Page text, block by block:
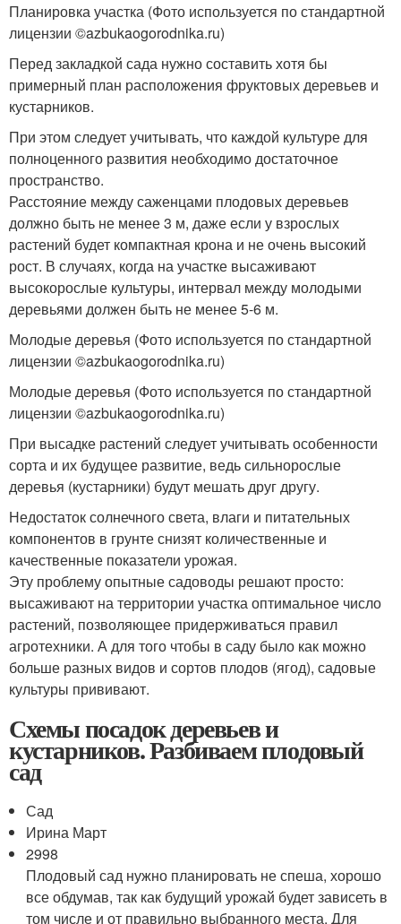
Планировка участка (Фото используется по стандартной
лицензии ©azbukaogorodnika.ru)
Перед закладкой сада нужно составить хотя бы
примерный план расположения фруктовых деревьев и
кустарников.
При этом следует учитывать, что каждой культуре для
полноценного развития необходимо достаточное
пространство.
Расстояние между саженцами плодовых деревьев
должно быть не менее 3 м, даже если у взрослых
растений будет компактная крона и не очень высокий
рост. В случаях, когда на участке высаживают
высокорослые культуры, интервал между молодыми
деревьями должен быть не менее 5-6 м.
Молодые деревья (Фото используется по стандартной
лицензии ©azbukaogorodnika.ru)
Молодые деревья (Фото используется по стандартной
лицензии ©azbukaogorodnika.ru)
При высадке растений следует учитывать особенности
сорта и их будущее развитие, ведь сильнорослые
деревья (кустарники) будут мешать друг другу.
Недостаток солнечного света, влаги и питательных
компонентов в грунте снизят количественные и
качественные показатели урожая.
Эту проблему опытные садоводы решают просто:
высаживают на территории участка оптимальное число
растений, позволяющее придерживаться правил
агротехники. А для того чтобы в саду было как можно
больше разных видов и сортов плодов (ягод), садовые
культуры прививают.
Схемы посадок деревьев и
кустарников. Разбиваем плодовый
сад
Сад
Ирина Март
2998
Плодовый сад нужно планировать не спеша, хорошо
все обдумав, так как будущий урожай будет зависеть в
том числе и от правильно выбранного места. Для